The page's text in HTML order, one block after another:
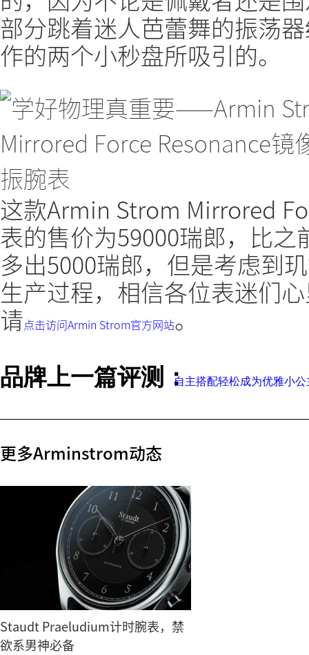
部分跳着迷人芭蕾舞的振荡
作的两个小秒盘所吸引的。
这款Armin Strom Mirrored
表的售价为59000瑞郎，比
多出5000瑞郎，但是考虑到
生产过程，相信各位表迷们
请点击访问Armin Strom官方网站。
品牌上一篇评测：自主搭配轻松成为优雅小
更多Arminstrom动态
Staudt Praeludium计时腕表，禁
欲系男神必备